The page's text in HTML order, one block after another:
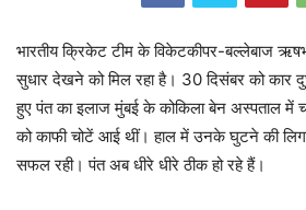
भारतीय क्रिकेट टीम के विकेटकीपर-बल्लेबाज
सुधार देखने को मिल रहा है। 30 दिसंबर को कार
हुए पंत का इलाज मुंबई के कोकिला बेन अस्पताल में
को काफी चोटें आई थीं। हाल में उनके घुटने की
सफल रही। पंत अब धीरे धीरे ठीक हो रहे हैं।